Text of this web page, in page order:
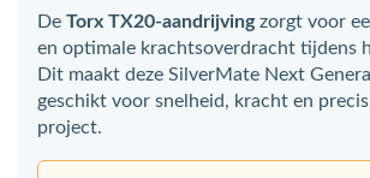
De Torx TX20-aandrijvingzorgt voor
en optimale krachtsoverdracht tijdens
Dit maakt deze SilverMate Next
geschikt voor snelheid, kracht en
project.